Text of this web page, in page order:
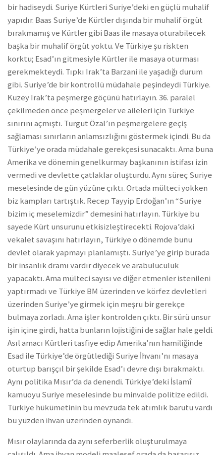
bir hadiseydi. Suriye Kürtleri Suriye’deki en güçlü muhalif
yapıdır. Baas Suriye’de Kürtler dışında bir muhalif örgüt
bırakmamış ve Kürtler gibi Baas ile masaya oturabilecek
başka bir muhalif örgüt yoktu. Ve Türkiye şu riskten
korktu; Esad’ın gitmesiyle Kürtler ile masaya oturması
gerekmekteydi. Tıpkı Irak’ta Barzani ile yaşadığı durum
gibi. Suriye’de bir kontrollü müdahale peşindeydi Türkiye.
Kuzey Irak’ta peşmerge göçünü hatırlayın. 36. paralel
çekilmeden önce peşmergeler ve aileleri için Türkiye
sınırını açmıştı. Turgut Özal’ın peşmergelere geçiş
sağlaması sınırların anlamsızlığını göstermek içindi. Bu da
Türkiye’ye orada müdahale gerekçesi sunacaktı. Ama buna
Amerika ve dönemin genelkurmay başkanının istifası izin
vermedi ve devlette çatlaklar oluşturdu. Aynı süreç Suriye
meselesinde de gün yüzüne çıktı. Ortada mülteci yokken
biz kampları tartıştık. Recep Tayyip Erdoğan’ın “Suriye
bizim iç meselemizdir” demesini hatırlayın. Türkiye bu
sayede Kürt unsurunu etkisizleştirecekti. Rojova’daki
vekalet savaşını hatırlayın, Türkiye o dönemde bunu
devlet olarak yapmayı planlamıştı. Suriye’ye girip burada
bir insanlık dramı vardır diyecek ve arabuluculuk
yapacaktı. Ama mülteci sayısı ve diğer etmenler istenileni
yaptırmadı ve Türkiye BM üzerinden ve körfez devletleri
üzerinden Suriye’ye girmek için meşru bir gerekçe
bulmaya zorladı. Ama işler kontrolden çıktı. Bir sürü unsur
işin içine girdi, hatta bunların lojistiğini de sağlar hale geldi.
Asıl amacı Kürtleri tasfiye edip Amerika’nın hamiliğinde
Esad ile Türkiye’de örgütlediği Suriye İhvanı’nı masaya
oturtup barışçıl bir şekilde Esad’ı devre dışı bırakmaktı.
Aynı politika Mısır’da da denendi. Türkiye’deki İslamî
kamuoyu Suriye meselesinde bu minvalde politize edildi.
Türkiye hükümetinin bu mevzuda tek atımlık barutu vardı
bu yüzden ihvan üzerinden oynandı.
Mısır olaylarında da aynı seferberlik oluşturulmaya